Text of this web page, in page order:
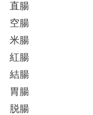
直腸
空腸
米腸
紅腸
結腸
胃腸
脱腸